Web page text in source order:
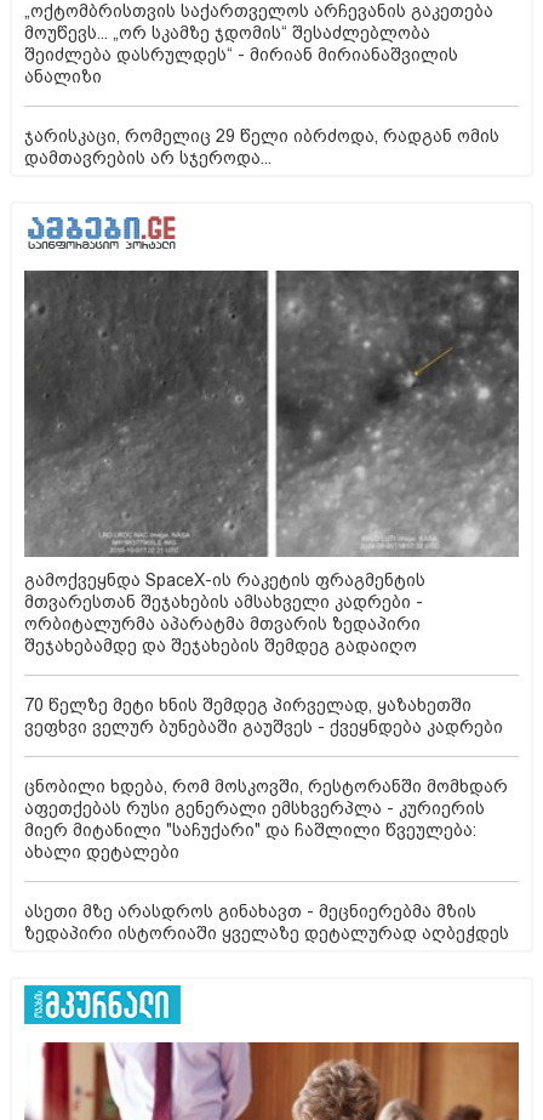
„ოქტომბრისთვის საქართველოს არჩევანის გაკეთება
მოუწევს... „ორ სკამზე ჯდომის“ შესაძლებლობა
შეიძლება დასრულდეს“ - მირიან მირიანაშვილის
ანალიზი
ჯარისკაცი, რომელიც 29 წელი იბრძოდა, რადგან ომის
დამთავრების არ სჯეროდა...
გამოქვეყნდა SpaceX-ის რაკეტის ფრაგმენტის
მთვარესთან შეჯახების ამსახველი კადრები -
ორბიტალურმა აპარატმა მთვარის ზედაპირი
შეჯახებამდე და შეჯახების შემდეგ გადაიღო
70 წელზე მეტი ხნის შემდეგ პირველად, ყაზახეთში
ვეფხვი ველურ ბუნებაში გაუშვეს - ქვეყნდება კადრები
ცნობილი ხდება, რომ მოსკოვში, რესტორანში მომხდარ
აფეთქებას რუსი გენერალი ემსხვერპლა - კურიერის
მიერ მიტანილი "საჩუქარი" და ჩაშლილი წვეულება:
ახალი დეტალები
ასეთი მზე არასდროს გინახავთ - მეცნიერებმა მზის
ზედაპირი ისტორიაში ყველაზე დეტალურად აღბეჭდეს